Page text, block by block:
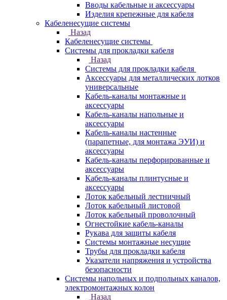
Вводы кабельные и аксессуары
Изделия крепежные для кабеля
Кабеленесущие системы
Назад
Кабеленесущие системы
Системы для прокладки кабеля
Назад
Системы для прокладки кабеля
Аксессуары для металлических лотков
универсальные
Кабель-каналы монтажные и
аксессуары
Кабель-каналы напольные и
аксессуары
Кабель-каналы настенные
(парапетные, для монтажа ЭУИ) и
аксессуары
Кабель-каналы перфорированные и
аксессуары
Кабель-каналы плинтусные и
аксессуары
Лоток кабельный лестничный
Лоток кабельный листовой
Лоток кабельный проволочный
Огнестойкие кабель-каналы
Рукава для защиты кабеля
Системы монтажные несущие
Трубы для прокладки кабеля
Указатели напряжения и устройства
безопасности
Системы напольных и подпольных каналов,
электромонтажных колон
Назад